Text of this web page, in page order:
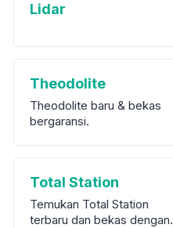
Lidar
Theodolite
Theodolite baru & bekas
bergaransi.
Total Station
Temukan Total Station
terbaru dan bekas dengan